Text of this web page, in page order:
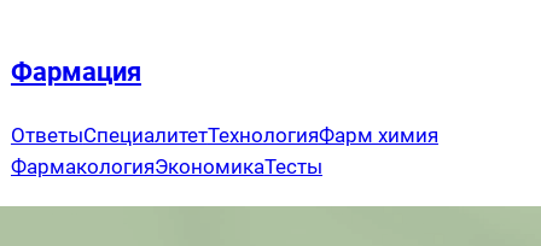
содержимому
Фармация
ОтветыСпециалитетТехнологияФарм химия
ФармакологияЭкономикаТесты